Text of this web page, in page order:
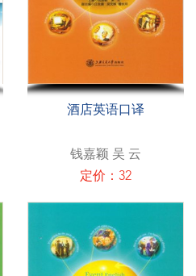
酒店英语口译
钱嘉颖 吴 云
定价：32